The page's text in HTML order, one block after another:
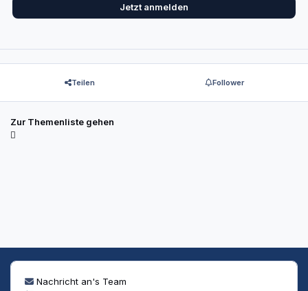
Jetzt anmelden
Teilen Follower
Zur Themenliste gehen
Nachricht an's Team